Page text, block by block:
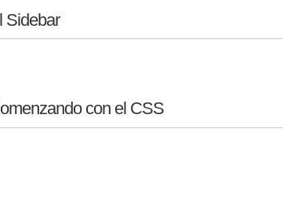
Sidebar
con el CSS